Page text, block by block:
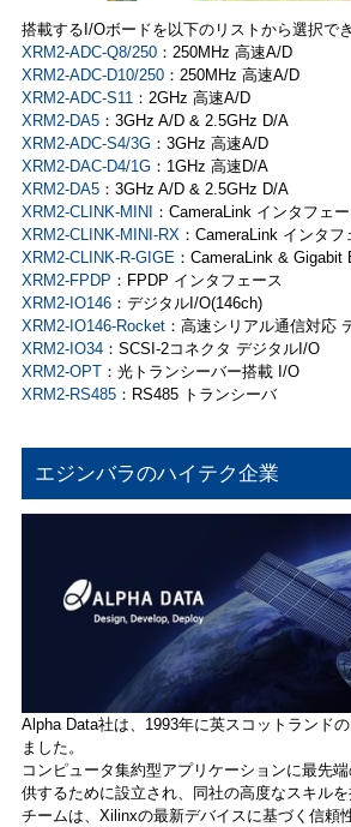
搭載するI/Oボードを以下のリストから選択でき
XRM2-ADC-Q8/250：250MHz 高速A/D
XRM2-ADC-D10/250：250MHz 高速A/D
XRM2-ADC-S11：2GHz 高速A/D
XRM2-DA5：3GHz A/D & 2.5GHz D/A
XRM2-ADC-S4/3G：3GHz 高速A/D
XRM2-DAC-D4/1G：1GHz 高速D/A
XRM2-DA5：3GHz A/D & 2.5GHz D/A
XRM2-CLINK-MINI
：CameraLink インタフェ
XRM2-CLINK-MINI-RX：CameraLink インタフ
XRM2-CLINK-R-GIGE：CameraLink & Gigabit
XRM2-FPDP ：FPDP インタフェース
XRM2-IO146：デジタルI/O(146ch)
XRM2-IO146-Rocket：高速シリアル通信対応
XRM2-IO34：SCSI-2コネクタ デジタルI/O
XRM2-OPT：光トランシーバー搭載 I/O
XRM2-RS485：RS485 トランシーバ
エジンバラのハイテク企業
Alpha Data社は、1993年に英スコットランド
ました。
コンピュータ集約型アプリケーションに最先
供するために設立され、同社の高度なスキル
チームは、Xilinxの最新デバイスに基づく信頼